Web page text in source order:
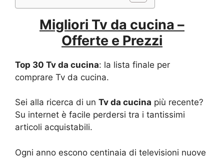
Migliori Tv da cucina –
Offerte e Prezzi
Top 30 Tv da cucina: la lista finale per
comprare Tv da cucina.
Sei alla ricerca di un Tv da cucina più recente?
Su internet è facile perdersi tra i tantissimi
articoli acquistabili.
Ogni anno escono centinaia di televisioni nuove